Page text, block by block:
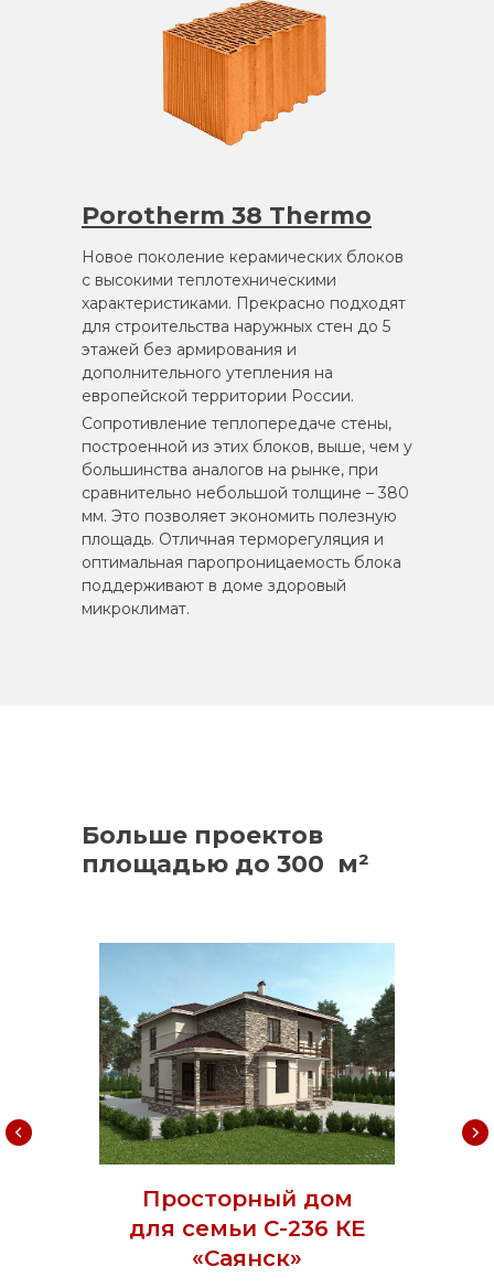
Новое поколение керамических блоков
с высокими теплотехническими
характеристиками. Прекрасно подходят
для строительства наружных стен до 5
этажей без армирования и
дополнительного утепления на
европейской территории России.
Сопротивление теплопередаче стены,
построенной из этих блоков, выше, чем у
большинства аналогов на рынке, при
сравнительно небольшой толщине – 380
мм. Это позволяет экономить полезную
площадь. Отличная терморегуляция и
оптимальная паропроницаемость блока
поддерживают в доме здоровый
микроклимат.
Porotherm 38 Thermo
Больше проектов
площадью до 300 м²
Просторный дом
для семьи С-236 КЕ
«Саянск»